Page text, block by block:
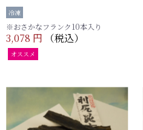
冷凍
※おさかなフランク10本入り
3,078 円 （税込）
オススメ